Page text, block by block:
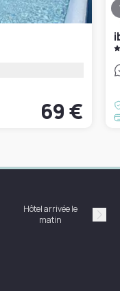
69 €
Hôtel arrivée le
matin